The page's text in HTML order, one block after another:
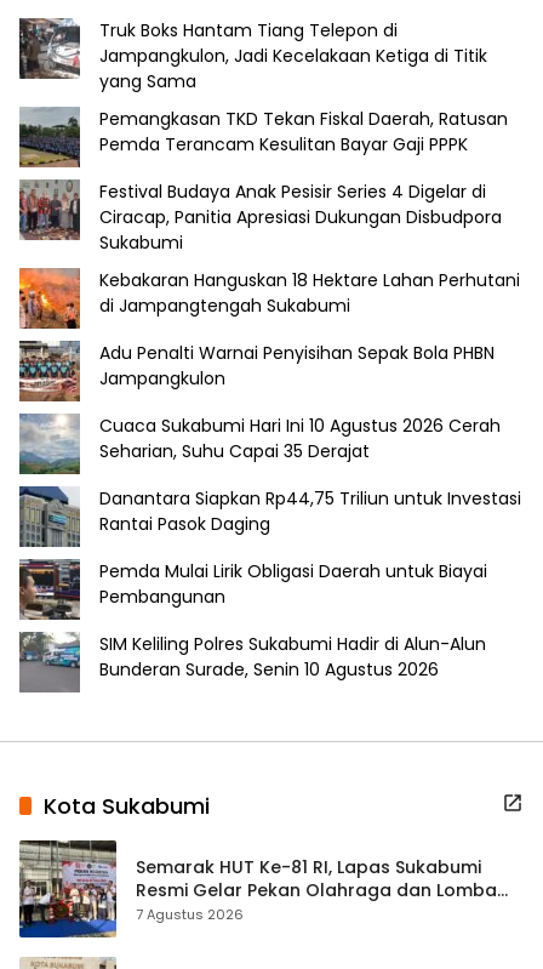
Truk Boks Hantam Tiang Telepon di
Jampangkulon, Jadi Kecelakaan Ketiga di Titik
yang Sama
Pemangkasan TKD Tekan Fiskal Daerah, Ratusan
Pemda Terancam Kesulitan Bayar Gaji PPPK
Festival Budaya Anak Pesisir Series 4 Digelar di
Ciracap, Panitia Apresiasi Dukungan Disbudpora
Sukabumi
Kebakaran Hanguskan 18 Hektare Lahan Perhutani
di Jampangtengah Sukabumi
Adu Penalti Warnai Penyisihan Sepak Bola PHBN
Jampangkulon
Cuaca Sukabumi Hari Ini 10 Agustus 2026 Cerah
Seharian, Suhu Capai 35 Derajat
Danantara Siapkan Rp44,75 Triliun untuk Investasi
Rantai Pasok Daging
Pemda Mulai Lirik Obligasi Daerah untuk Biayai
Pembangunan
SIM Keliling Polres Sukabumi Hadir di Alun-Alun
Bunderan Surade, Senin 10 Agustus 2026
Kota Sukabumi
Semarak HUT Ke-81 RI, Lapas Sukabumi
Resmi Gelar Pekan Olahraga dan Lomba
Tradisional
7 Agustus 2026